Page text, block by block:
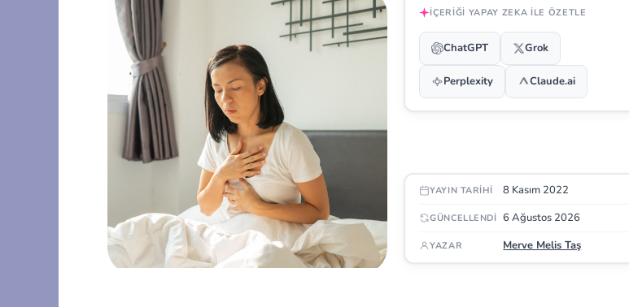
İÇERIĞI YAPAY ZEKA ILE ÖZETLE
ChatGPT Grok
Perplexity Claude.ai
YAYIN TARIHI 8 Kasım 2022
GÜNCELLENDI 6 Ağustos 2026
YAZAR Merve Melis Taş